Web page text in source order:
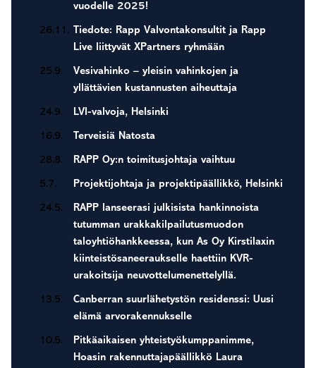
vuodelle 2025!
26.11. Tiedote: Rapp Valvontakonsultit ja Rapp
Live liittyvät XPartners ryhmään
25.9.
Vesivahinko – yleisin vahinkojen ja
yllättävien kustannusten aiheuttaja
24.9. LVI-valvoja, Helsinki
16.9. Terveisiä Natosta
28.8. RAPP Oy:n toimitusjohtaja vaihtuu
5.7. Projektijohtaja ja projektipäällikkö, Helsinki
24.5.
RAPP lanseerasi julkisista hankinnoista
tutumman urakkakilpailutusmuodon
taloyhtiöhankkeessa, kun As Oy Kirstilaxin
kiinteistösaneeraukselle haettiin KVR-
urakoitsija neuvottelumenettelyllä.
13.5.
Canberran suurlähetystön residenssi: Uusi
elämä arvorakennukselle
10.5.
Pitkäaikaisen yhteistyökumppanimme,
Hoasin rakennuttajapäällikkö Laura